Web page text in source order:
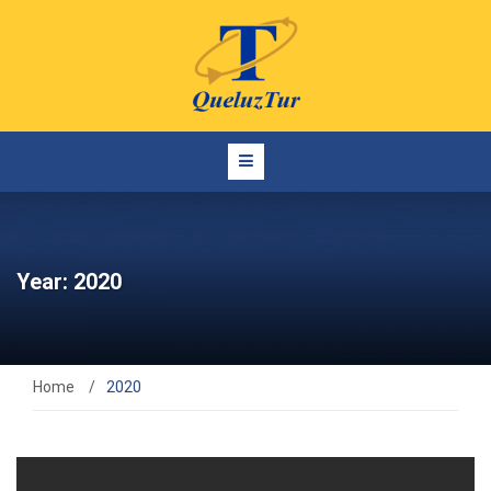
Year: 2020
Home / 2020